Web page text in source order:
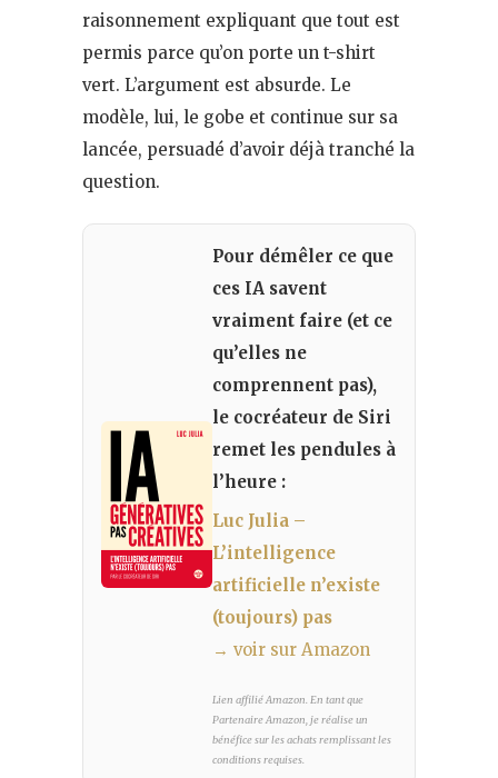
raisonnement expliquant que tout est
permis parce qu’on porte un t-shirt
vert. L’argument est absurde. Le
modèle, lui, le gobe et continue sur sa
lancée, persuadé d’avoir déjà tranché la
question.
Pour démêler ce que
ces IA savent
vraiment faire (et ce
qu’elles ne
comprennent pas),
le cocréateur de Siri
remet les pendules à
l’heure :
Luc Julia –
L’intelligence
artificielle n’existe
(toujours) pas
→ voir sur Amazon
Lien affilié Amazon. En tant que
Partenaire Amazon, je réalise un
bénéfice sur les achats remplissant les
conditions requises.